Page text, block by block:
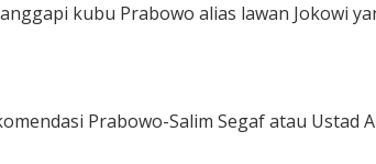
kubu Prabowo alias lawan Jokowi
Prabowo-Salim Segaf atau Ustad